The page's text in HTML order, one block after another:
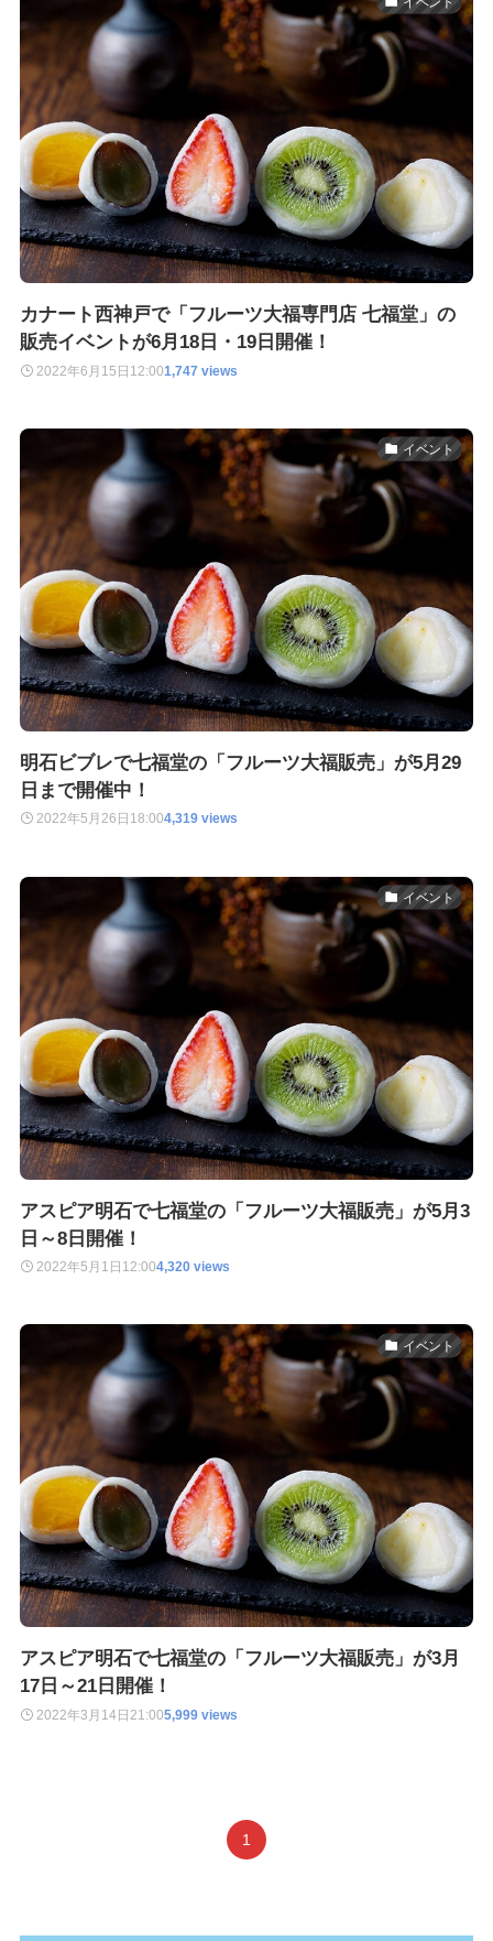
カナート西神戸で「フルーツ大福専門店 七福堂」の
販売イベントが6月18日・19日開催！
2022年6月15日 12:001,747 views
イベント
明石ビブレで七福堂の「フルーツ大福販売」が5月29
日まで開催中！
2022年5月26日 18:004,319 views
イベント
アスピア明石で七福堂の「フルーツ大福販売」が5月3
日～8日開催！
2022年5月1日 12:004,320 views
イベント
アスピア明石で七福堂の「フルーツ大福販売」が3月
17日～21日開催！
2022年3月14日21:005,999 views
1